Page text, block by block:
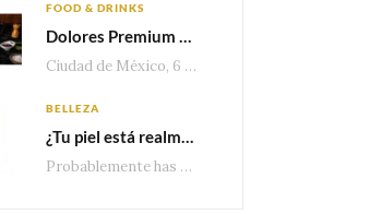
FOOD & DRINKS
Dolores Premium apuesta por el salmón para seguir creciendo en categorías estratégicas
Ciudad de México, 6 de agosto de 2026.— Con una producción de 2.17 millones de…
BELLEZA
¿Tu piel está realmente hidratada? 4 señales que podrían indicar que necesita algo más
Probablemente has escuchado que el cuidado e hidratación corporal se suele asociar únicamente con una…